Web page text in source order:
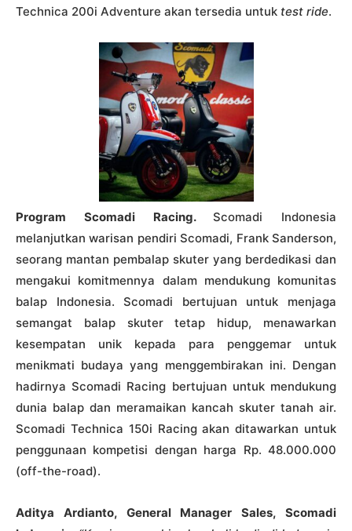
Technica 200i Adventure akan tersedia untuk test ride.
Program Scomadi Racing.Scomadi Indonesia
melanjutkan warisan pendiri Scomadi, Frank Sanderson,
seorang mantan pembalap skuter yang berdedikasi dan
mengakui komitmennya dalam mendukung komunitas
balap Indonesia. Scomadi bertujuan untuk menjaga
semangat balap skuter tetap hidup, menawarkan
kesempatan unik kepada para penggemar untuk
menikmati budaya yang menggembirakan ini. Dengan
hadirnya Scomadi Racing bertujuan untuk mendukung
dunia balap dan meramaikan kancah skuter tanah air.
Scomadi Technica 150i Racing akan ditawarkan untuk
penggunaan kompetisi dengan harga Rp. 48.000.000
(off-the-road).
Aditya Ardianto, General Manager Sales, Scomadi